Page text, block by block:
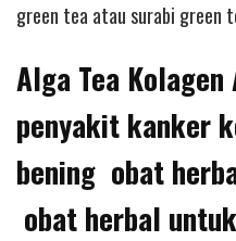
green tea atau surabi green
Alga Tea
penyakit kanker
bening obat
obat herbal